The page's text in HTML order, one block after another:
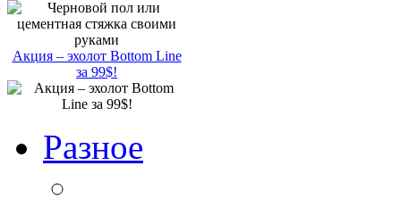
Акция – эхолот Bottom Line
за 99$!
Разное